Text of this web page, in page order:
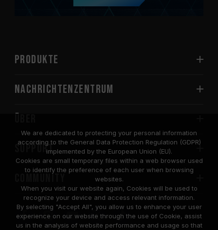
PRODUKTE
Nachrichtenzentrum
SUPPORT
COMMUNITY
We are dedicated to protecting your personal information
according to the General Data Protection Regulation (GDPR)
implemented by the European Union (EU).
Cookies are small temporary files within a web browser used
to identify the preference of each user when browsing
websites.
When you visit our website again, Cookies will be used to
recognize your device and access relevant information.
By selecting "Accept All", you allow us to enhance your user
experience on our website through the use of Cookie, assist
us in the analysis of website performance and usage so that